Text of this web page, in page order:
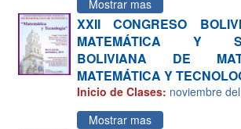
Mostrar mas
XXII CONGRESO
MATEMÁTICA Y
BOLIVIANA DE
MATEMÁTICA Y
Inicio de Clases: noviembre
Mostrar mas